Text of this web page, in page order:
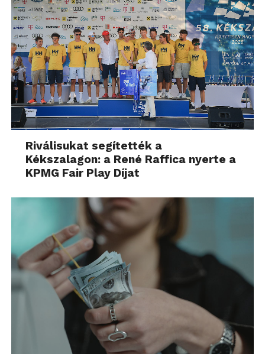
Riválisukat segítették a
Kékszalagon: a René Raffica nyerte a
KPMG Fair Play Díjat